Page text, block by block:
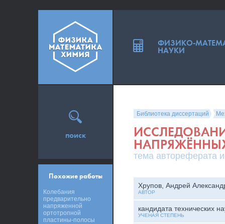
Библиотека диссертаций
тема автореферата
Хрупов, Андрей
АВТОР
кандидата технических
УЧЕНАЯ СТЕПЕНЬ
поиск
Похожие работы
Колебания
предварительно
напряженной
ортотропной
пластины-полосы
ФИЗИКО-
НАУКИ